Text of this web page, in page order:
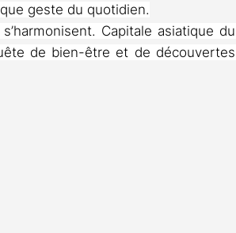
geste du quotidien.
Capitale asiatique du
de bien-être et de découvertes